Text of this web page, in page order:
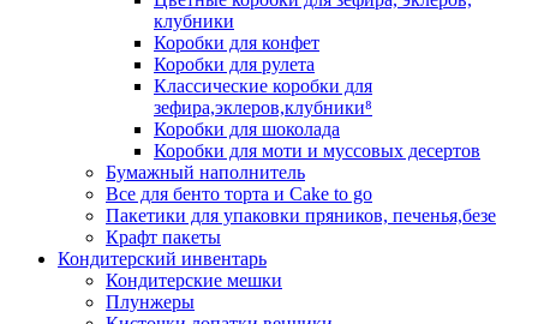
клубники
Коробки для конфет
Коробки для рулета
Классические коробки для
зефира,эклеров,клубники⁸
Коробки для шоколада
Коробки для моти и муссовых десертов
Бумажный наполнитель
Все для бенто торта и Cake to go
Пакетики для упаковки пряников, печенья,безе
Крафт пакеты
Кондитерский инвентарь
Кондитерские мешки
Плунжеры